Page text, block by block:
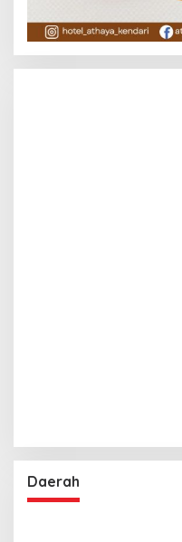
Daerah